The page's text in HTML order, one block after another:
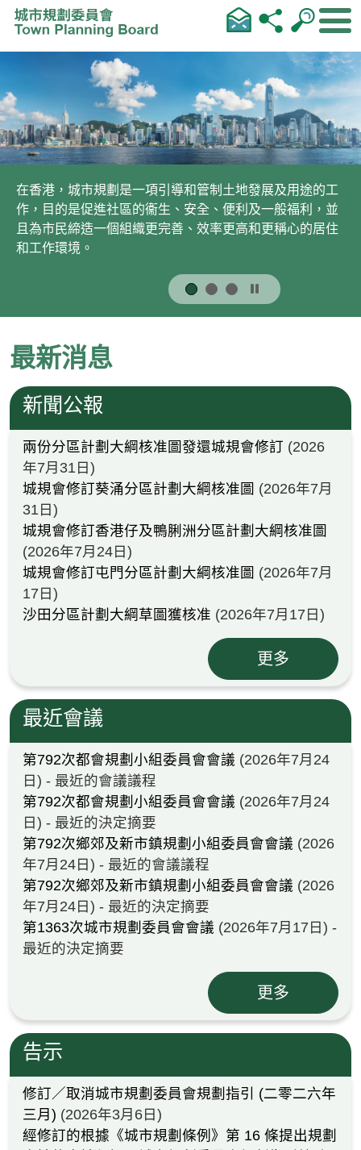
跳到內容
在香港，城市規劃是一項引導和管制土地發展及用途的工
作，目的是促進社區的衞生、安全、便利及一般福利，並
且為市民締造一個組織更完善、效率更高和更稱心的居住
和工作環境。
最新消息
新聞公報
兩份分區計劃大綱核准圖發還城規會修訂 (2026
年7月31日)
城規會修訂葵涌分區計劃大綱核准圖 (2026年7月
31日)
城規會修訂香港仔及鴨脷洲分區計劃大綱核准圖
(2026年7月24日)
城規會修訂屯門分區計劃大綱核准圖 (2026年7月
17日)
沙田分區計劃大綱草圖獲核准 (2026年7月17日)
更多
最近會議
第792次都會規劃小組委員會會議 (2026年7月24
日) - 最近的會議議程
第792次都會規劃小組委員會會議 (2026年7月24
日) - 最近的決定摘要
第792次鄉郊及新市鎮規劃小組委員會會議 (2026
年7月24日) - 最近的會議議程
第792次鄉郊及新市鎮規劃小組委員會會議 (2026
年7月24日) - 最近的決定摘要
第1363次城市規劃委員會會議 (2026年7月17日) -
最近的決定摘要
更多
告示
修訂／取消城市規劃委員會規劃指引 (二零二六年
三月) (2026年3月6日)
經修訂的根據《城市規劃條例》第 16 條提出規劃